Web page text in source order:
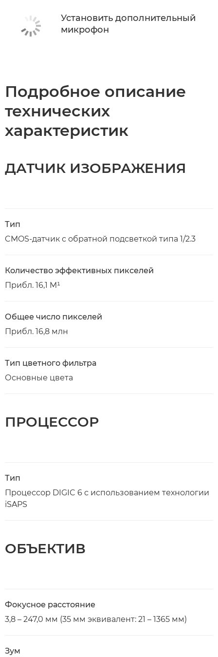
Установить дополнительный
микрофон
Подробное описание
технических
характеристик
ДАТЧИК ИЗОБРАЖЕНИЯ
Тип
CMOS-датчик с обратной подсветкой типа 1/2.3
Количество эффективных пикселей
Прибл. 16,1 M¹
Общее число пикселей
Прибл. 16,8 млн
Тип цветного фильтра
Основные цвета
ПРОЦЕССОР
Тип
Процессор DIGIC 6 с использованием технологии
iSAPS
ОБЪЕКТИВ
Фокусное расстояние
3,8 – 247,0 мм (35 мм эквивалент: 21 – 1365 мм)
Зум